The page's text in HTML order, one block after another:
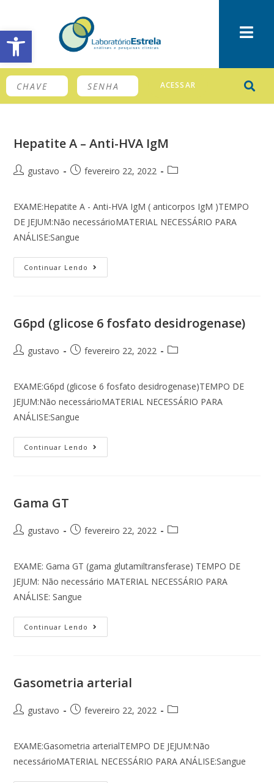
Barra de Ferramentas Aberta
ACESSAR
Hepatite A – Anti-HVA IgM
gustavo fevereiro 22, 2022
EXAME:Hepatite A - Anti-HVA IgM ( anticorpos IgM )TEMPO
DE JEJUM:Não necessárioMATERIAL NECESSÁRIO PARA
ANÁLISE:Sangue
Continuar Lendo
G6pd (glicose 6 fosfato desidrogenase)
gustavo fevereiro 22, 2022
EXAME:G6pd (glicose 6 fosfato desidrogenase)TEMPO DE
JEJUM:Não necessárioMATERIAL NECESSÁRIO PARA
ANÁLISE:Sangue
Continuar Lendo
Gama GT
gustavo fevereiro 22, 2022
EXAME: Gama GT (gama glutamiltransferase) TEMPO DE
JEJUM: Não necessário MATERIAL NECESSÁRIO PARA
ANÁLISE: Sangue
Continuar Lendo
Gasometria arterial
gustavo fevereiro 22, 2022
EXAME:Gasometria arterialTEMPO DE JEJUM:Não
necessárioMATERIAL NECESSÁRIO PARA ANÁLISE:Sangue